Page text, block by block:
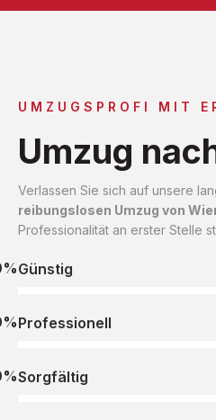
UMZUGSPROFI MIT
Umzug
Verlassen Sie sich auf unsere
reibungslosen Umzug von
Professionalität an erster Stelle
Günstig
Professionell
Sorgfältig